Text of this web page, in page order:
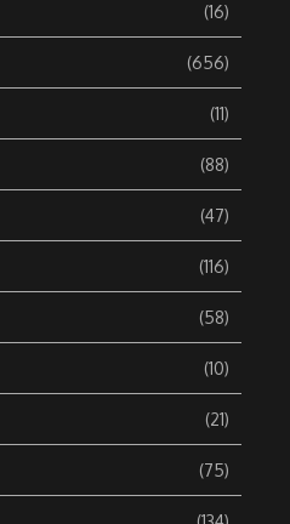
(16)
(656)
(11)
(88)
(47)
(116)
(58)
(10)
(21)
(75)